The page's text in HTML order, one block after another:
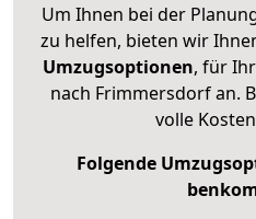
Um Ihnen bei der
zu helfen, bieten wir
Umzugsoptionen, für
nach Frimmersdorf an.
volle
Folgende